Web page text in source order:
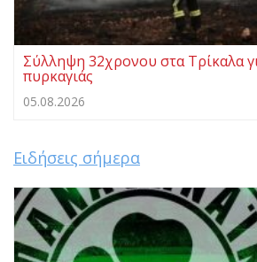
Σύλληψη 32χρονου στα Τρίκαλα
πυρκαγιάς
05.08.2026
Ειδήσεις σήμερα